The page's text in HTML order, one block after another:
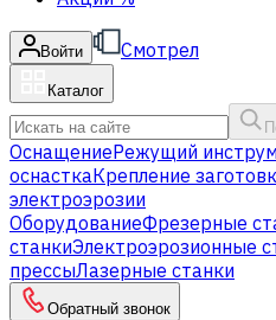
Войти Смотрел
Каталог
ОснащениеРежущий
оснасткаКрепление
электроэрозии
ОборудованиеФрезерные
станкиЭлектроэрозионные
прессыЛазерные станки
Обратный звонок